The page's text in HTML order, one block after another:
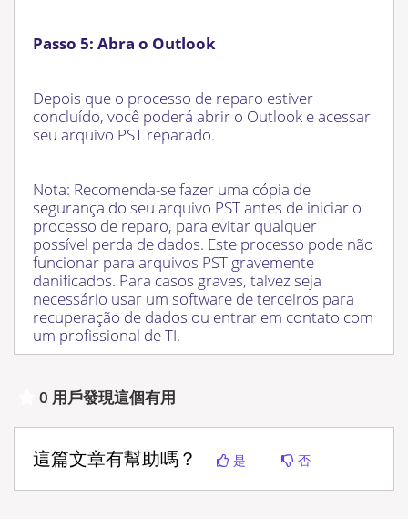
Passo 5: Abra o Outlook
Depois que o processo de reparo estiver
concluído, você poderá abrir o Outlook e acessar
seu arquivo PST reparado.
Nota: Recomenda-se fazer uma cópia de
segurança do seu arquivo PST antes de iniciar o
processo de reparo, para evitar qualquer
possível perda de dados. Este processo pode não
funcionar para arquivos PST gravemente
danificados. Para casos graves, talvez seja
necessário usar um software de terceiros para
recuperação de dados ou entrar em contato com
um profissional de TI.
0 用戶發現這個有用
這篇文章有幫助嗎？ 是 否